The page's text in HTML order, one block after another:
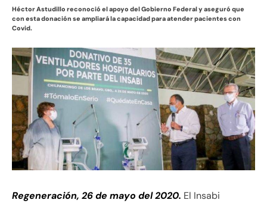
Héctor Astudillo reconoció el apoyo del Gobierno Federal y aseguró que
con esta donación se ampliará la capacidad para atender pacientes con
Covid.
Regeneración, 26 de mayo del 2020. El Insabi